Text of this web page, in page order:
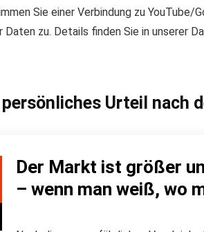
Sie einer Verbindung zu YouTube/
Daten zu. Details finden Sie in unserer
Urteil nach
Der Markt ist größer
– wenn man weiß, wo